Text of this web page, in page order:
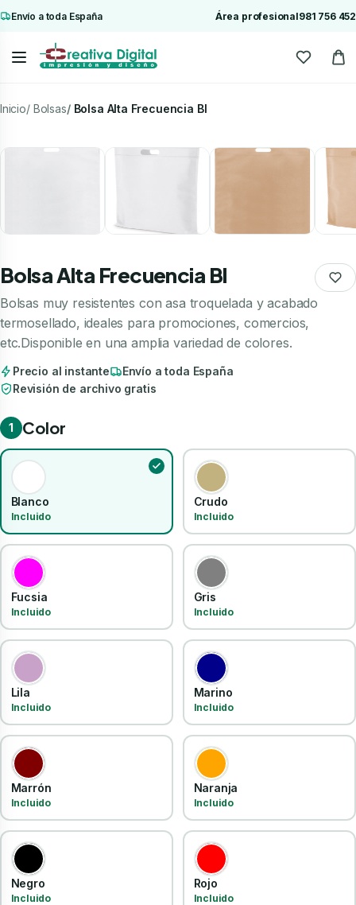
Envío a toda España Área profesional981 756 452
Inicio Bolsas Bolsa Alta Frecuencia Bl
Bolsa Alta Frecuencia Bl
Bolsas muy resistentes con asa troquelada y acabado
termosellado, ideales para promociones, comercios,
etc.Disponible en una amplia variedad de colores.
Precio al instante
Envío a toda España
Revisión de archivo gratis
1 Color
Blanco
Incluido
Crudo
Incluido
Fucsia
Incluido
Gris
Incluido
Lila
Incluido
Marino
Incluido
Marrón
Incluido
Naranja
Incluido
Negro
Incluido
Rojo
Incluido